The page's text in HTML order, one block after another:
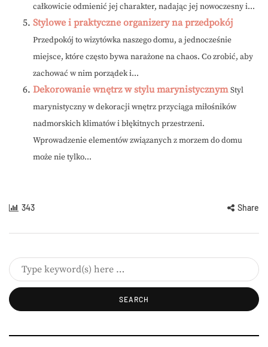
całkowicie odmienić jej charakter, nadając jej nowoczesny i...
Stylowe i praktyczne organizery na przedpokój
Przedpokój to wizytówka naszego domu, a jednocześnie
miejsce, które często bywa narażone na chaos. Co zrobić, aby
zachować w nim porządek i...
Dekorowanie wnętrz w stylu marynistycznym Styl
marynistyczny w dekoracji wnętrz przyciąga miłośników
nadmorskich klimatów i błękitnych przestrzeni.
Wprowadzenie elementów związanych z morzem do domu
może nie tylko...
343 Share